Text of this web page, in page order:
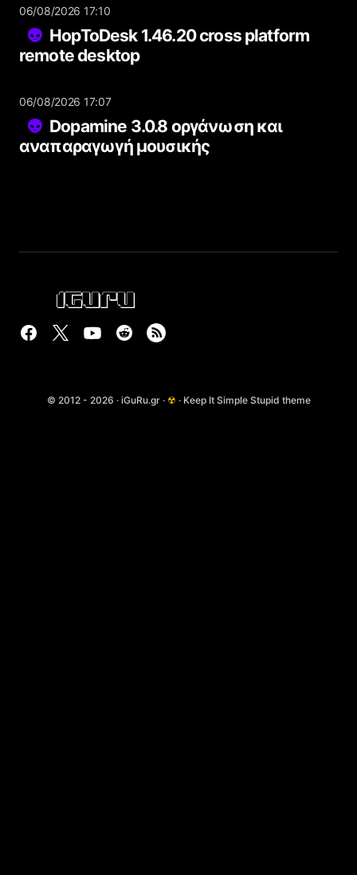
06/08/2026 17:10
HopToDesk 1.46.20 cross platform
remote desktop
06/08/2026 17:07
Dopamine 3.0.8 οργάνωση και
αναπαραγωγή μουσικής
© 2012 - 2026 · iGuRu.gr · ☢ · Keep It Simple Stupid theme